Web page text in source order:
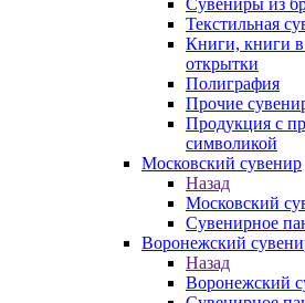
Сувениры из
Текстильная
Книги, книги в
открытки
Полиграфия
Прочие
Продукция с
символикой
Московский сувенир
Назад
Московский
Сувенирное
Воронежский
Назад
Воронежский